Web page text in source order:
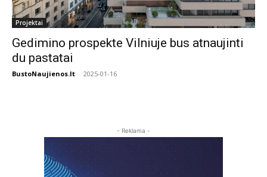
Projektai
Gedimino prospekte Vilniuje bus atnaujinti
du pastatai
BustoNaujienos.lt - 2025-01-16
- Reklama -